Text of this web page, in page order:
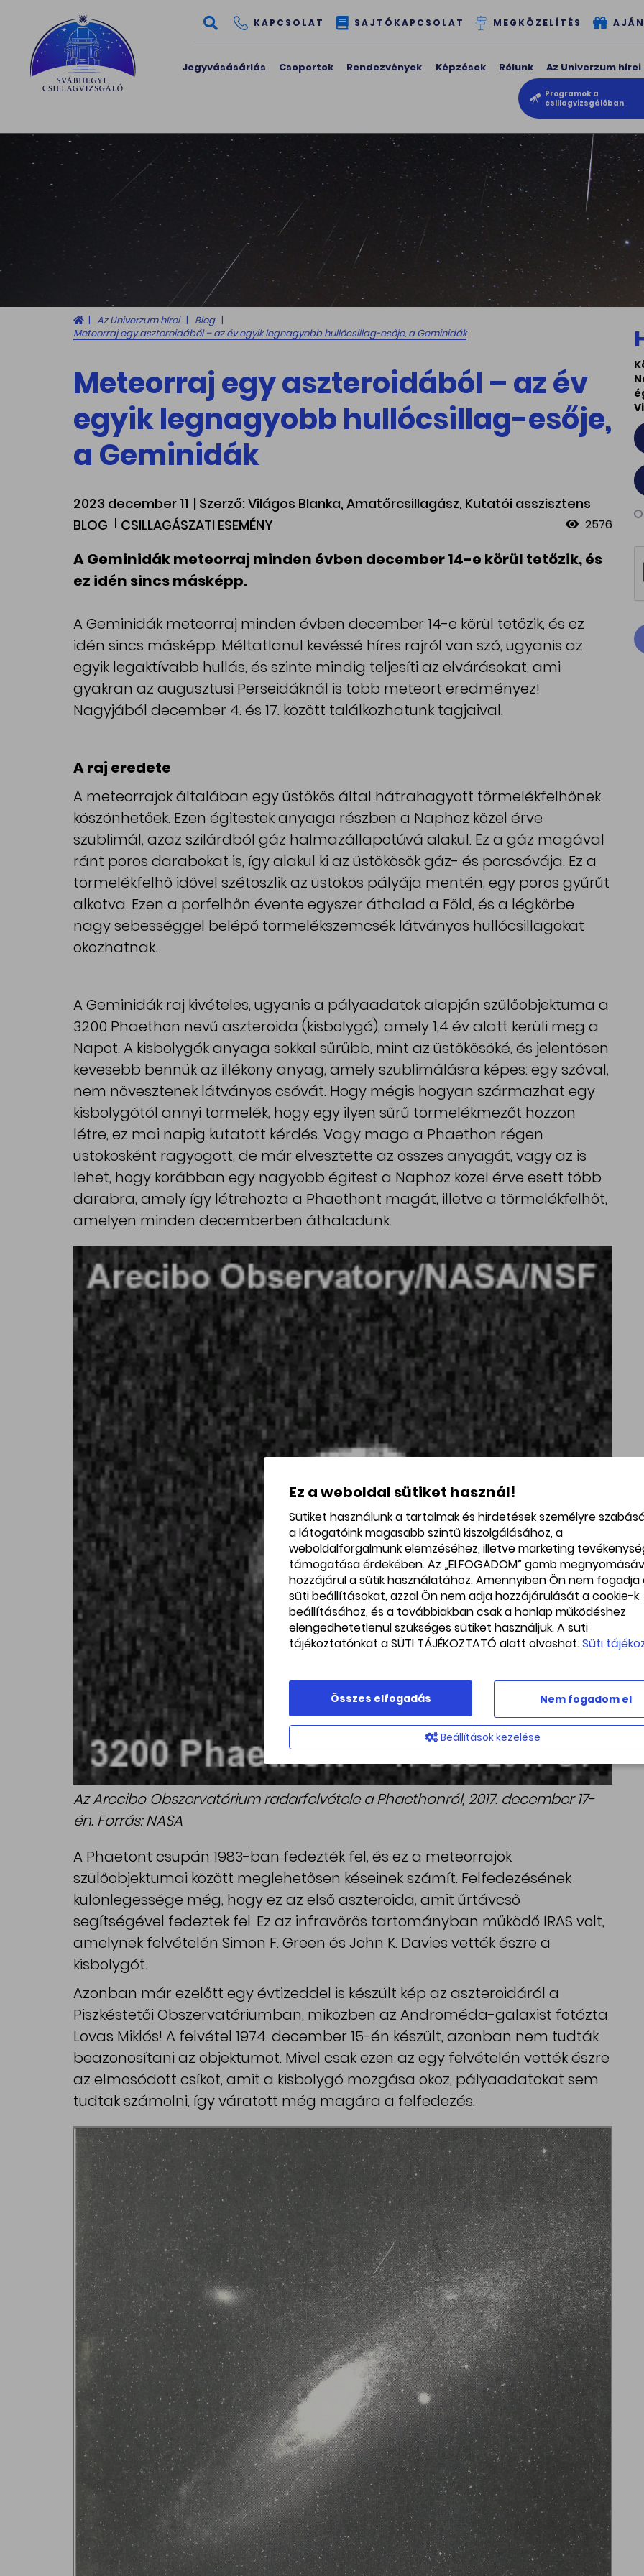
KAPCSOLAT SAJTÓKAPCSOLAT MEGKÖZELÍTÉS
Jegyvásásárlás Csoportok Rendezvények Képzések Rólunk Az Univerzum hírei
Programok a
csillagvizsgálóban
Az Univerzum hírei
Blog
Meteorraj egy aszteroidából – az év egyik legnagyobb hullócsillag-esője, a Geminidák
Meteorraj egy aszteroidából – az év
egyik legnagyobb hullócsillag-esője,
a Geminidák
2023 december 11 | Szerző: Világos Blanka, Amatőrcsillagász, Kutatói asszisztens
BLOG
CSILLAGÁSZATI ESEMÉNY 2576
A Geminidák meteorraj minden évben december 14-e körül tetőzik, és
ez idén sincs másképp.
A Geminidák meteorraj minden évben december 14-e körül tetőzik, és ez
idén sincs másképp. Méltatlanul kevéssé híres rajról van szó, ugyanis az
egyik legaktívabb hullás, és szinte mindig teljesíti az elvárásokat, ami
gyakran az augusztusi Perseidáknál is több meteort eredményez!
Nagyjából december 4. és 17. között találkozhatunk tagjaival.
A raj eredete
A meteorrajok általában egy üstökös által hátrahagyott törmelékfelhőnek
köszönhetőek. Ezen égitestek anyaga részben a Naphoz közel érve
szublimál, azaz szilárdból gáz halmazállapotúvá alakul. Ez a gáz magával
ránt poros darabokat is, így alakul ki az üstökösök gáz- és porcsóvája. Ez a
törmelékfelhő idővel szétoszlik az üstökös pályája mentén, egy poros gyűrűt
alkotva. Ezen a porfelhőn évente egyszer áthalad a Föld, és a légkörbe
nagy sebességgel belépő törmelékszemcsék látványos hullócsillagokat
okozhatnak.
A Geminidák raj kivételes, ugyanis a pályaadatok alapján szülőobjektuma a
3200 Phaethon nevű aszteroida (kisbolygó), amely 1,4 év alatt kerüli meg a
Napot. A kisbolygók anyaga sokkal sűrűbb, mint az üstökösöké, és jelentősen
kevesebb bennük az illékony anyag, amely szublimálásra képes: egy szóval,
nem növesztenek látványos csóvát. Hogy mégis hogyan származhat egy
kisbolygótól annyi törmelék, hogy egy ilyen sűrű törmelékmezőt hozzon
létre, ez mai napig kutatott kérdés. Vagy maga a Phaethon régen
üstökösként ragyogott, de már elvesztette az összes anyagát, vagy az is
lehet, hogy korábban egy nagyobb égitest a Naphoz közel érve esett több
darabra, amely így létrehozta a Phaethont magát, illetve a törmelékfelhőt,
amelyen minden decemberben áthaladunk.
Az Arecibo Obszervatórium radarfelvétele a Phaethonról, 2017. december 17-
én. Forrás: NASA
A Phaetont csupán 1983-ban fedezték fel, és ez a meteorrajok
szülőobjektumai között meglehetősen késeinek számít. Felfedezésének
különlegessége még, hogy ez az első aszteroida, amit űrtávcső
segítségével fedeztek fel. Ez az infravörös tartományban működő IRAS volt,
amelynek felvételén Simon F. Green és John K. Davies vették észre a
kisbolygót.
Azonban már ezelőtt egy évtizeddel is készült kép az aszteroidáról a
Piszkéstetői Obszervatóriumban, miközben az Androméda-galaxist fotózta
Lovas Miklós! A felvétel 1974. december 15-én készült, azonban nem tudták
beazonosítani az objektumot. Mivel csak ezen az egy felvételén vették észre
az elmosódott csíkot, amit a kisbolygó mozgása okoz, pályaadatokat sem
tudtak számolni, így váratott még magára a felfedezés.
Ez a weboldal sütiket használ!
Sütiket használunk a tartalmak és hirdetések személyre
a látogatóink magasabb szintű kiszolgálásához, a
weboldalforgalmunk elemzéséhez, illetve marketing
támogatása érdekében. Az „ELFOGADOM” gomb
hozzájárul a sütik használatához. Amennyiben Ön nem fogadja
süti beállításokat, azzal Ön nem adja hozzájárulását a cookie-k
beállításához, és a továbbiakban csak a honlap működéshez
elengedhetetlenül szükséges sütiket használjuk. A süti
tájékoztatónkat a SÜTI TÁJÉKOZTATÓ alatt olvashat.Süti
Összes elfogadás Nem fogadom el
Beállítások kezelése